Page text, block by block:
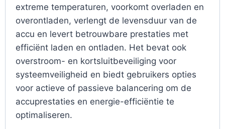
extreme temperaturen, voorkomt overladen en
overontladen, verlengt de levensduur van de
accu en levert betrouwbare prestaties met
efficiënt laden en ontladen. Het bevat ook
overstroom- en kortsluitbeveiliging voor
systeemveiligheid en biedt gebruikers opties
voor actieve of passieve balancering om de
accuprestaties en energie-efficiëntie te
optimaliseren.